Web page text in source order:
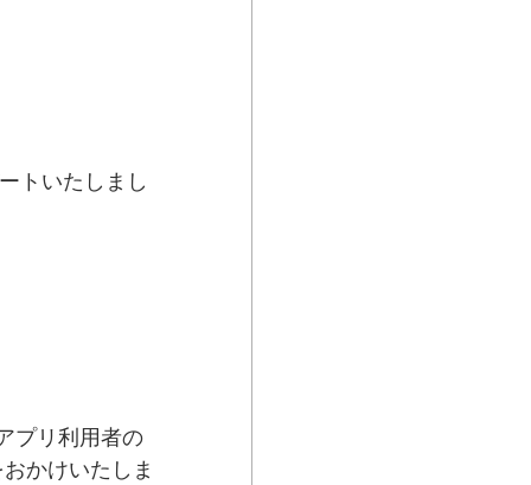
トいたしまし
プリ利用者の
かけいたしま